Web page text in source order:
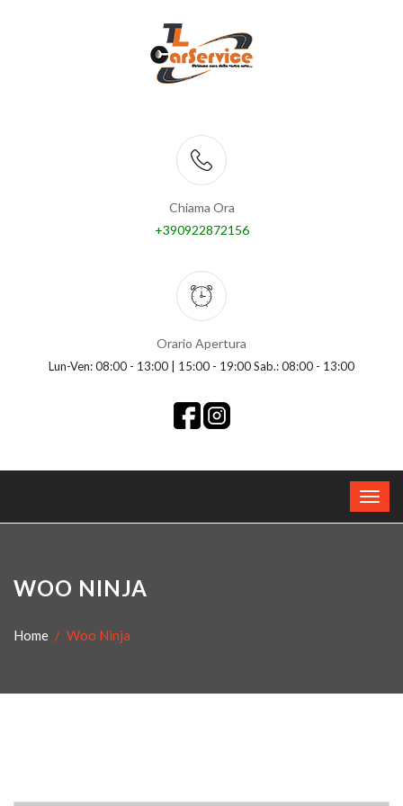
Chiama Ora
+390922872156
Orario Apertura
Lun-Ven: 08:00 - 13:00 | 15:00 - 19:00 Sab.: 08:00 - 13:00
WOO NINJA
Home Woo Ninja